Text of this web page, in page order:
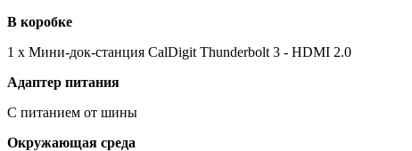
В коробке
1 x Мини-док-станция CalDigit Thunderbolt 3 - HDMI 2.0
Адаптер питания
С питанием от шины
Окружающая среда